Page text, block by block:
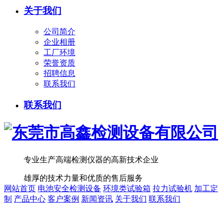
关于我们
公司简介
企业相册
工厂环境
荣誉资质
招聘信息
联系我们
联系我们
专业生产高端检测仪器的高新技术企业
雄厚的技术力量和优质的售后服务
网站首页 电池安全检测设备 环境类试验箱 拉力试验机 加工定
制 产品中心 客户案例 新闻资讯 关于我们 联系我们